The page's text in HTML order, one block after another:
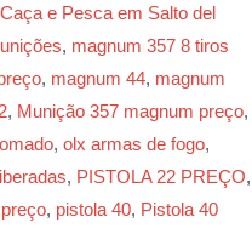
e Pesca em Salto del
, magnum 357 8 tiros
, magnum 44, magnum
, Munição 357 magnum preço,
, olx armas de fogo,
, PISTOLA 22 PREÇO,
, pistola 40, Pistola 40